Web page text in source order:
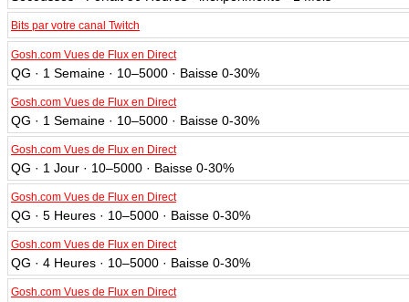
Bits par votre canal Twitch
Gosh.com Vues de Flux en Direct
QG · 1 Semaine · 10–5000 · Baisse 0-30%
Gosh.com Vues de Flux en Direct
QG · 1 Semaine · 10–5000 · Baisse 0-30%
Gosh.com Vues de Flux en Direct
QG · 1 Jour · 10–5000 · Baisse 0-30%
Gosh.com Vues de Flux en Direct
QG · 5 Heures · 10–5000 · Baisse 0-30%
Gosh.com Vues de Flux en Direct
QG · 4 Heures · 10–5000 · Baisse 0-30%
Gosh.com Vues de Flux en Direct